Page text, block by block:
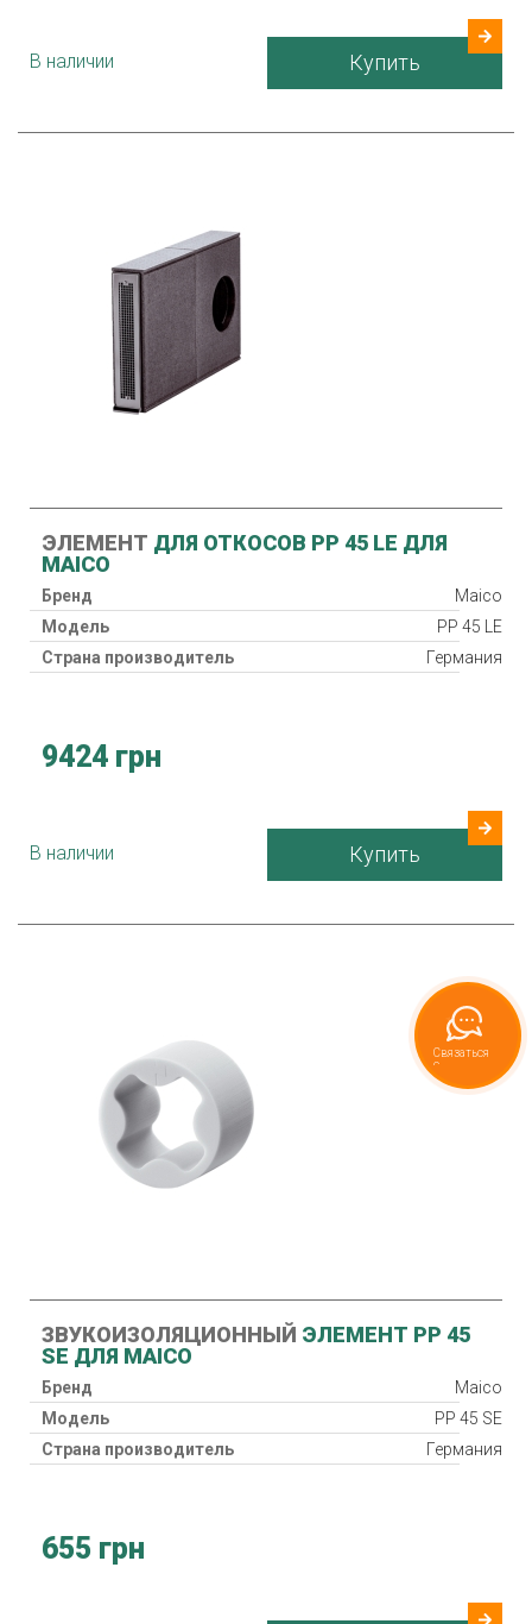
В наличии Купить
ЭЛЕМЕНТ ДЛЯ ОТКОСОВ PP 45 LE ДЛЯ
MAICO
Бренд
Maico
Модель
PP 45 LE
Страна производитель
Германия
9424 грн
В наличии Купить
ЗВУКОИЗОЛЯЦИОННЫЙ ЭЛЕМЕНТ PP 45
SE ДЛЯ MAICO
Бренд
Maico
Модель
PP 45 SE
Страна производитель
Германия
655 грн